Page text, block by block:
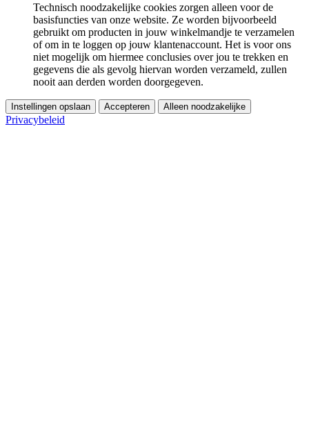
Technisch noodzakelijke cookies zorgen alleen voor de
basisfuncties van onze website. Ze worden bijvoorbeeld
gebruikt om producten in jouw winkelmandje te verzamelen
of om in te loggen op jouw klantenaccount. Het is voor ons
niet mogelijk om hiermee conclusies over jou te trekken en
gegevens die als gevolg hiervan worden verzameld, zullen
nooit aan derden worden doorgegeven.
Instellingen opslaan Accepteren Alleen noodzakelijke
Privacybeleid